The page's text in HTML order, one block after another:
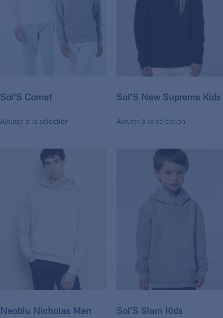
Sol’S Comet
Ajouter à la sélection
Sol’S New Supreme Kids
Ajouter à la sélection
Neoblu Nicholas Men Sol’S Slam Kids